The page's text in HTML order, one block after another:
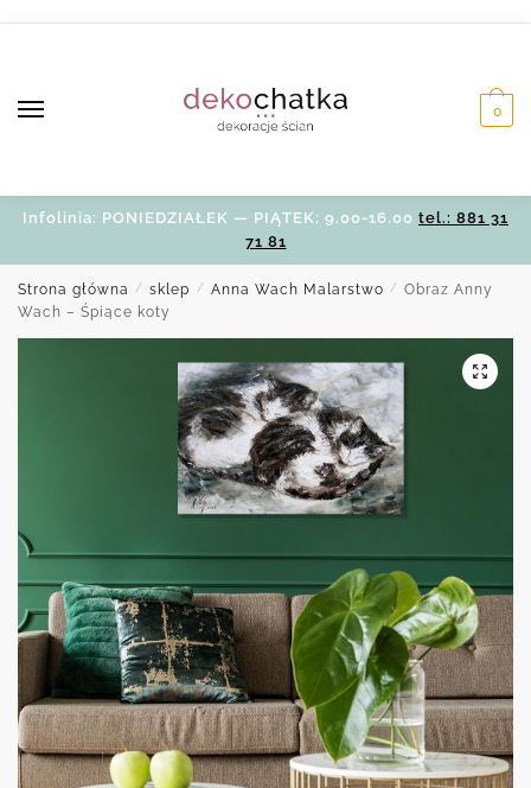
0
Infolinia: PONIEDZIAŁEK — PIĄTEK: 9.00-16.00 tel.: 881 31
71 81
Strona główna / sklep / Anna Wach Malarstwo / Obraz Anny
Wach – Śpiące koty